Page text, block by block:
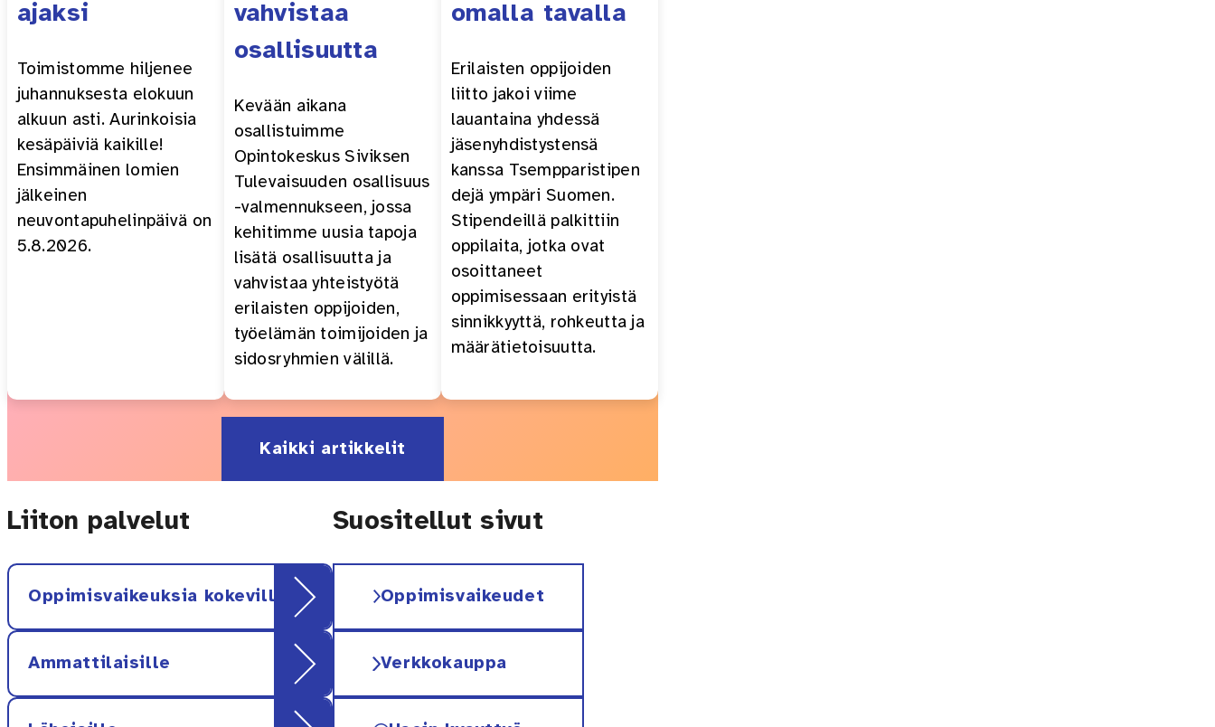
ajaksi
Toimistomme hiljenee
juhannuksesta elokuun
alkuun asti. Aurinkoisia
kesäpäiviä kaikille!
Ensimmäinen lomien
jälkeinen
neuvontapuhelinpäivä on
5.8.2026.
vahvistaa
osallisuutta
Kevään aikana
osallistuimme
Opintokeskus Siviksen
Tulevaisuuden osallisuus
-valmennukseen, jossa
kehitimme uusia tapoja
lisätä osallisuutta ja
vahvistaa yhteistyötä
erilaisten oppijoiden,
työelämän toimijoiden ja
sidosryhmien välillä.
omalla tavalla
Erilaisten oppijoiden
liitto jakoi viime
lauantaina yhdessä
jäsenyhdistystensä
kanssa Tsempparistipen
dejä ympäri Suomen.
Stipendeillä palkittiin
oppilaita, jotka ovat
osoittaneet
oppimisessaan erityistä
sinnikkyyttä, rohkeutta ja
määrätietoisuutta.
Kaikki artikkelit
Liiton palvelut
Oppimisvaikeuksia kokeville
Ammattilaisille
Suositellut sivut
Oppimisvaikeudet
Verkkokauppa